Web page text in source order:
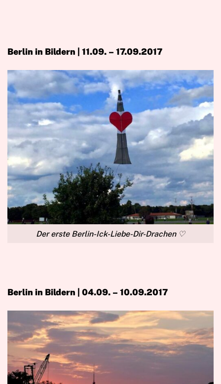
Berlin in Bildern | 11.09. – 17.09.2017
Der erste Berlin-Ick-Liebe-Dir-Drachen ♡
Berlin in Bildern | 04.09. – 10.09.2017